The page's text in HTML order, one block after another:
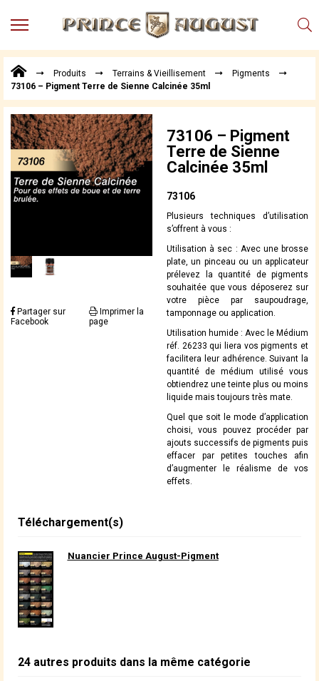
MENU
Points
de
Vente
Conseil
Actualités
Téléchargements
Techniques,
Produits Terrains & Vieillisement
Pigments
73106 – Pigment Terre de Sienne Calcinée 35ml
Partager sur
Facebook
Imprimer la
page
73106 – Pigment
Terre de Sienne
Calcinée 35ml
73106
Plusieurs techniques d’utilisation
s’offrent à vous :
Utilisation à sec : Avec une brosse
plate, un pinceau ou un applicateur
prélevez la quantité de pigments
souhaitée que vous déposerez sur
votre pièce par saupoudrage,
tamponnage ou application.
Utilisation humide : Avec le Médium
réf. 26233 qui liera vos pigments et
facilitera leur adhérence. Suivant la
quantité de médium utilisé vous
obtiendrez une teinte plus ou moins
liquide mais toujours très mate.
Quel que soit le mode d’application
choisi, vous pouvez procéder par
ajouts successifs de pigments puis
effacer par petites touches afin
d’augmenter le réalisme de vos
effets.
Téléchargement(s)
Nuancier Prince August-Pigment
24 autres produits dans la même catégorie